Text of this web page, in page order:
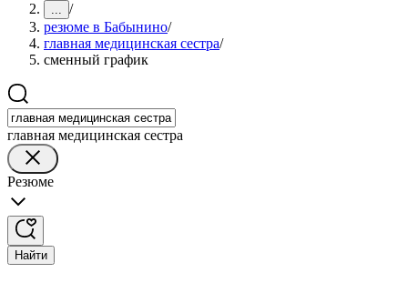
... /
резюме в Бабынино/
главная медицинская сестра/
сменный график
главная медицинская сестра
Резюме
Найти